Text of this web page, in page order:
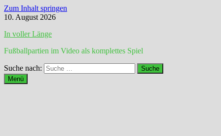
Zum Inhalt springen
10. August 2026
In voller Länge
Fußballpartien im Video als komplettes Spiel
Suche nach:
Menü